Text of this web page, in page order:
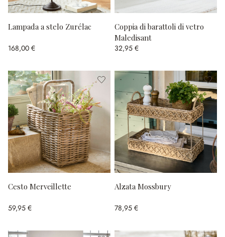
Lampada a stelo Zurélac
168,00 €
Coppia di barattoli di vetro
Maledisant
32,95 €
Cesto Merveillette
59,95 €
Alzata Mossbury
78,95 €